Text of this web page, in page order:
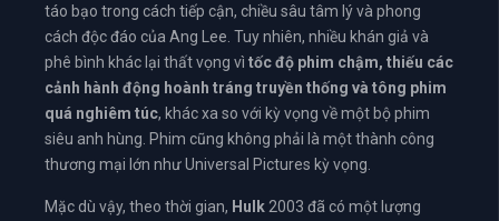
táo bạo trong cách tiếp cận, chiều sâu tâm lý và phong
cách độc đáo của Ang Lee. Tuy nhiên, nhiều khán giả và
phê bình khác lại thất vọng vì tốc độ phim chậm, thiếu các
cảnh hành động hoành tráng truyền thống và tông phim
quá nghiêm túc, khác xa so với kỳ vọng về một bộ phim
siêu anh hùng. Phim cũng không phải là một thành công
thương mại lớn như Universal Pictures kỳ vọng.
Mặc dù vậy, theo thời gian, Hulk 2003 đã có một lượng